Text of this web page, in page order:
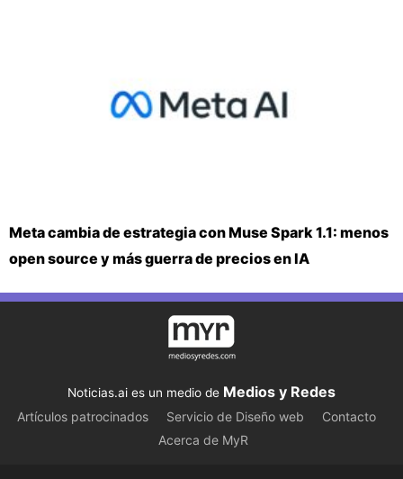
Meta cambia de estrategia con Muse Spark 1.1: menos
open source y más guerra de precios en IA
Noticias.ai es un medio de Medios y Redes
Artículos patrocinados Servicio de Diseño web
Contacto
Acerca de MyR